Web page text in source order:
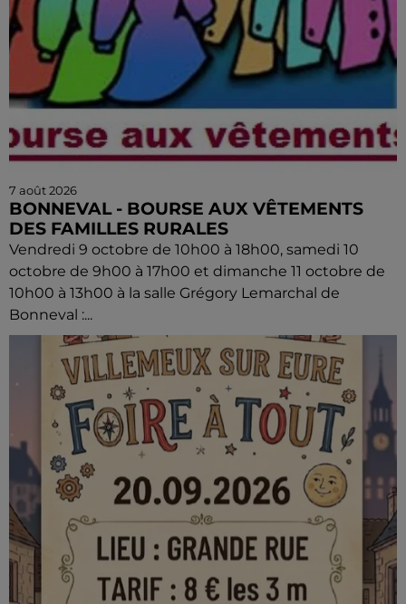
7 août 2026
BONNEVAL - BOURSE AUX VÊTEMENTS
DES FAMILLES RURALES
Vendredi 9 octobre de 10h00 à 18h00, samedi 10
octobre de 9h00 à 17h00 et dimanche 11 octobre de
10h00 à 13h00 à la salle Grégory Lemarchal de
Bonneval :...